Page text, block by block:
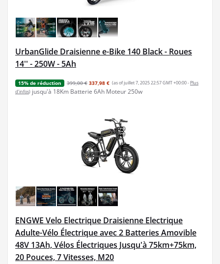
UrbanGlide Draisienne e-Bike 140 Black - Roues
14'' - 250W - 5Ah
15% de réduction 399,00 € 337,98 € (as of juillet 7, 2025 22:57 GMT +00:00 - Plus
d’infos) jusqu'à 18Km Batterie 6Ah Moteur 250w
ENGWE Velo Electrique Draisienne Electrique
Adulte-Vélo Électrique avec 2 Batteries Amovible
48V 13Ah, Vélos Électriques Jusqu'à 75km+75km,
20 Pouces, 7 Vitesses, M20